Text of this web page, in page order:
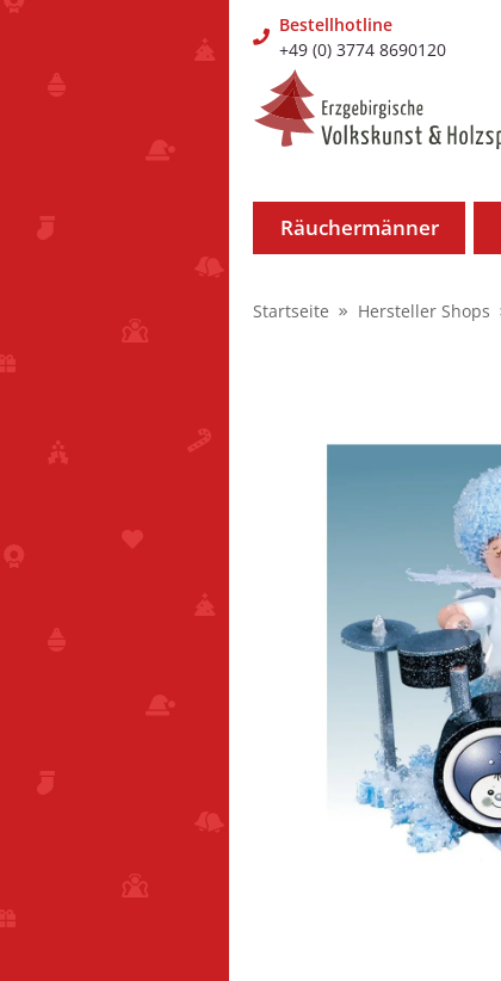
Bestellhotline
+49 (0) 3774 8690120
Räuchermänner
Startseite Hersteller Shops